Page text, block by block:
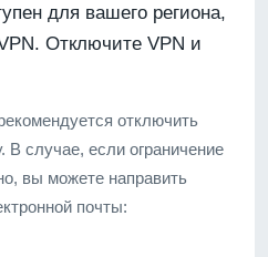
для вашего региона,
Отключите VPN и
отключить
В случае, если ограничение
вы можете направить
почты: